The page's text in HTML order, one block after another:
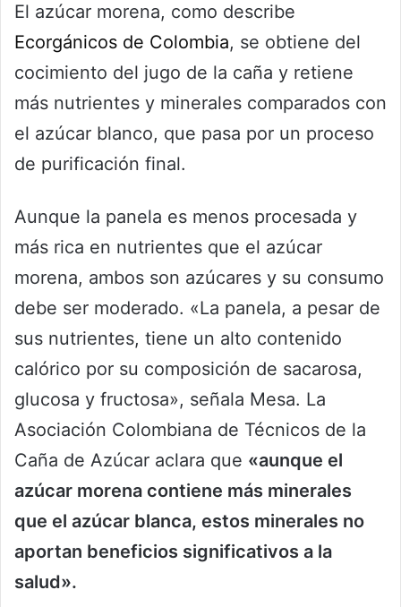
El azúcar morena, como describe
Ecorgánicos de Colombia, se obtiene del
cocimiento del jugo de la caña y retiene
más nutrientes y minerales comparados con
el azúcar blanco, que pasa por un proceso
de purificación final.
Aunque la panela es menos procesada y
más rica en nutrientes que el azúcar
morena, ambos son azúcares y su consumo
debe ser moderado. «La panela, a pesar de
sus nutrientes, tiene un alto contenido
calórico por su composición de sacarosa,
glucosa y fructosa», señala Mesa. La
Asociación Colombiana de Técnicos de la
Caña de Azúcar aclara que «aunque el
azúcar morena contiene más minerales
que el azúcar blanca, estos minerales no
aportan beneficios significativos a la
salud».